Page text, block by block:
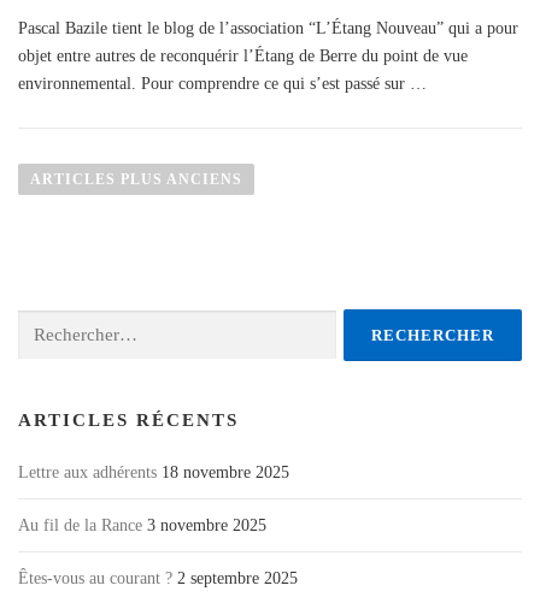
Pascal Bazile tient le blog de l’association “L’Étang Nouveau” qui a pour
objet entre autres de reconquérir l’Étang de Berre du point de vue
environnemental. Pour comprendre ce qui s’est passé sur …
a
n
e
s
r
ARTICLES PLUS ANCIENS
ARTICLES RÉCENTS
Lettre aux adhérents 18 novembre 2025
Au fil de la Rance 3 novembre 2025
Êtes-vous au courant ? 2 septembre 2025